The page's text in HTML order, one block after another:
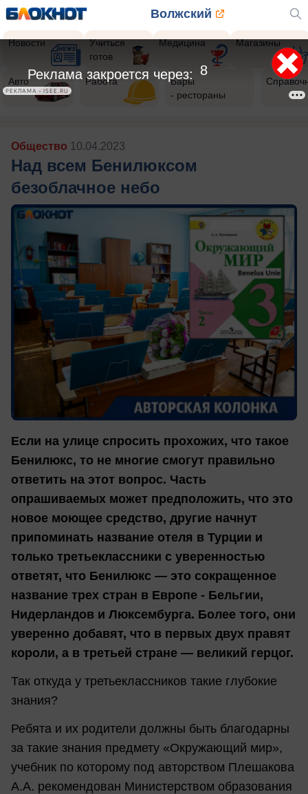
Волжский
Новости
Учиться
готов
Медицина Магазины
Авто Работа
Бары
- рестораны
Общество 10.04.2023
Над всем Бенилюксом
безоблачное небо
Если на улице спросить прохожих, что такое
Бенилюкс, то не многие смогут правильно
ответить на этот вопрос. Часть
опрашиваемых может предположить, что это
новое моющее средство, другие начнут
припоминать название отеля в Турции и
только третьеклассники с уверенностью
ответят, что Бенилюкс — это сокращенное
название трех стран в Европе - Бельгии,
Нидерландов и Люксембурга. Более того, они
уверенно добавят, что в первых двух правят
короли, а в третьей стране — великий герцог.
Так откуда у третьеклассников такие глубокие
знания?
Ребята и их родители должны быть благодарны
за такие знания предмету «Окружающий мир»,
учебник по которому под авторством Плешакова
А.А. рекомендован Министерством образования
6
Реклама закроется через:
РЕКЛАМА • ISEE.RU